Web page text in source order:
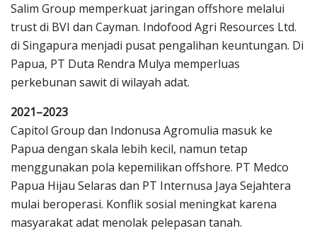
Salim Group memperkuat jaringan offshore melalui
trust di BVI dan Cayman. Indofood Agri Resources Ltd.
di Singapura menjadi pusat pengalihan keuntungan. Di
Papua, PT Duta Rendra Mulya memperluas
perkebunan sawit di wilayah adat.
2021–2023
Capitol Group dan Indonusa Agromulia masuk ke
Papua dengan skala lebih kecil, namun tetap
menggunakan pola kepemilikan offshore. PT Medco
Papua Hijau Selaras dan PT Internusa Jaya Sejahtera
mulai beroperasi. Konflik sosial meningkat karena
masyarakat adat menolak pelepasan tanah.